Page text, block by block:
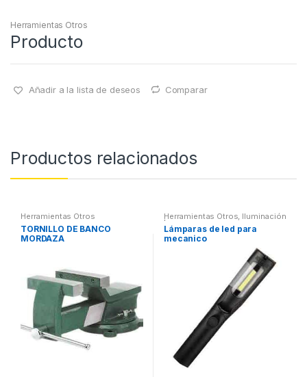
Herramientas Otros
Producto
Añadir a la lista de deseos Comparar
Productos relacionados
Herramientas Otros
TORNILLO DE BANCO
MORDAZA
Herramientas Otros, Iluminación
| Linternas Led
Lámparas de led para
mecanico